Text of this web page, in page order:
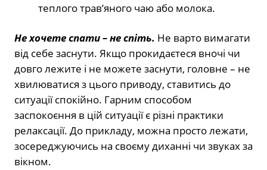
теплого трав’яного чаю або молока.
Не хочете спати – не спіть. Не варто вимагати
від себе заснути. Якщо прокидаєтеся вночі чи
довго лежите і не можете заснути, головне – не
хвилюватися з цього приводу, ставитись до
ситуації спокійно. Гарним способом
заспокоєння в цій ситуації є різні практики
релаксації. До прикладу, можна просто лежати,
зосереджуючись на своєму диханні чи звуках за
вікном.